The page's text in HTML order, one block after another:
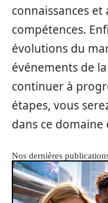
connaissances
compétences.
évolutions du
événements de
continuer à
étapes, vous
dans ce domaine
Nos dernières